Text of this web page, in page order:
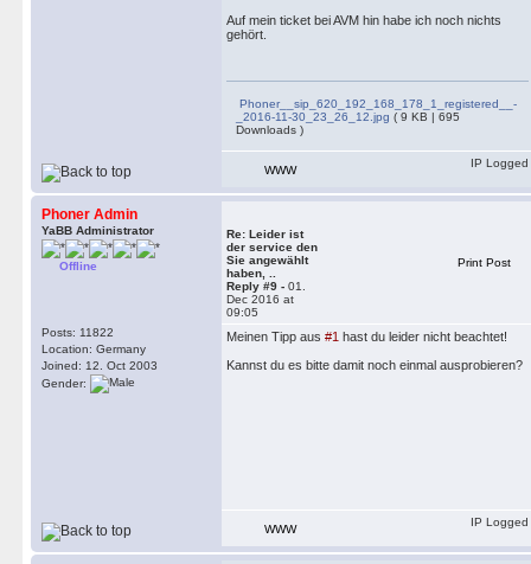
Auf mein ticket bei AVM hin habe ich noch nichts
gehört.
Phoner__sip_620_192_168_178_1_registered__-
_2016-11-30_23_26_12.jpg ( 9 KB | 695
Downloads )
WWW
IP Logged
Phoner Admin
YaBB Administrator
Offline
Posts: 11822
Location: Germany
Joined: 12. Oct 2003
Gender:
Re: Leider ist
der service den
Sie angewählt
haben, ..
Reply #9 - 01.
Dec 2016 at
09:05
Print Post
Meinen Tipp aus #1 hast du leider nicht beachtet!
Kannst du es bitte damit noch einmal ausprobieren?
WWW
IP Logged